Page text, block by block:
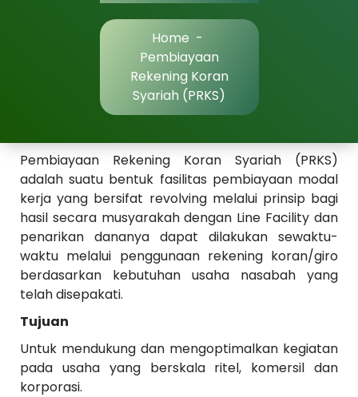
Home -
Pembiayaan
Rekening Koran
Syariah (PRKS)
Pembiayaan Rekening Koran Syariah (PRKS)
adalah suatu bentuk fasilitas pembiayaan modal
kerja yang bersifat revolving melalui prinsip bagi
hasil secara musyarakah dengan Line Facility dan
penarikan dananya dapat dilakukan sewaktu-
waktu melalui penggunaan rekening koran/giro
berdasarkan kebutuhan usaha nasabah yang
telah disepakati.
Tujuan
Untuk mendukung dan mengoptimalkan kegiatan
pada usaha yang berskala ritel, komersil dan
korporasi.